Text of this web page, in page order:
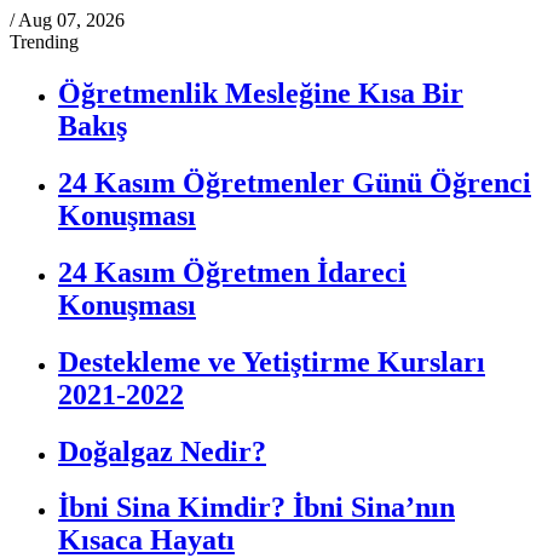
/ Aug 07, 2026
Trending
Öğretmenlik Mesleğine Kısa Bir
Bakış
24 Kasım Öğretmenler Günü Öğrenci
Konuşması
24 Kasım Öğretmen İdareci
Konuşması
Destekleme ve Yetiştirme Kursları
2021-2022
Doğalgaz Nedir?
İbni Sina Kimdir? İbni Sina’nın
Kısaca Hayatı